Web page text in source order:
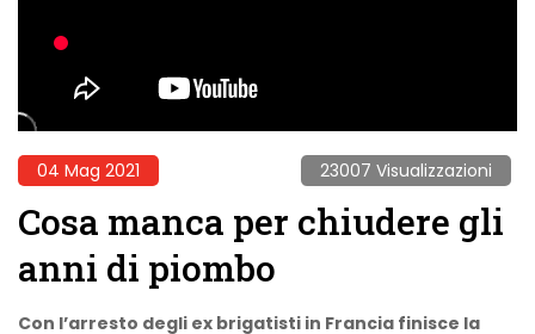
04 Mag 2021 23007 Visualizzazioni
Cosa manca per chiudere gli
anni di piombo
Con l’arresto degli ex brigatisti in Francia finisce la